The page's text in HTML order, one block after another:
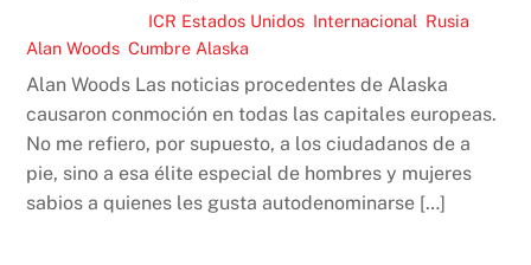
ICR Estados Unidos Internacional Rusia
Alan Woods ,Cumbre Alaska
Alan Woods Las noticias procedentes de Alaska
causaron conmoción en todas las capitales europeas.
No me refiero, por supuesto, a los ciudadanos de a
pie, sino a esa élite especial de hombres y mujeres
sabios a quienes les gusta autodenominarse […]